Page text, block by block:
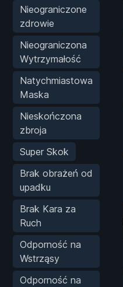
Nieograniczone
zdrowie
Nieograniczona
Wytrzymałość
Natychmiastowa
Maska
Nieskończona
zbroja
Super Skok
Brak obrażeń od
upadku
Brak Kara za
Ruch
Odporność na
Wstrząsy
Odporność na